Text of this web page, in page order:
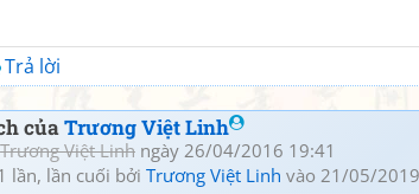
Trả lời
củaTrương Việt Linh
Trương Việt Linh ngày 26/04/2016 19:41
lần, lần cuối bởi Trương Việt Linh vào 21/05/